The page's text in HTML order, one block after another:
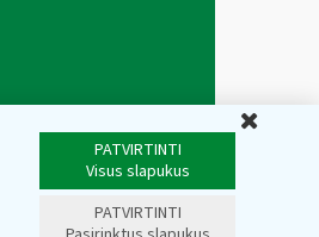
PATVIRTINTI
Visus slapukus
PATVIRTINTI